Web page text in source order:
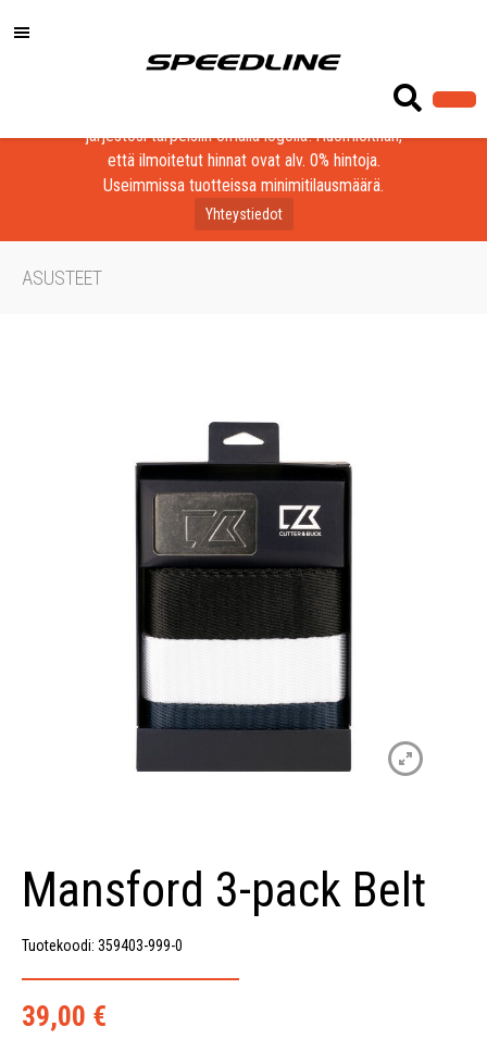
Löydä laadukkaat tuotteet yrityksesi, seurasi tai
järjestösi tarpeisiin omalla logolla! Huomioithan,
että ilmoitetut hinnat ovat alv. 0% hintoja.
Useimmissa tuotteissa minimitilausmäärä.
Yhteystiedot
ASUSTEET
Mansford 3-pack Belt
Tuotekoodi: 359403-999-0
39,00 €